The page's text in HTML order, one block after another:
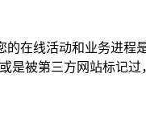
在线活动和业务进
被第三方网站标记